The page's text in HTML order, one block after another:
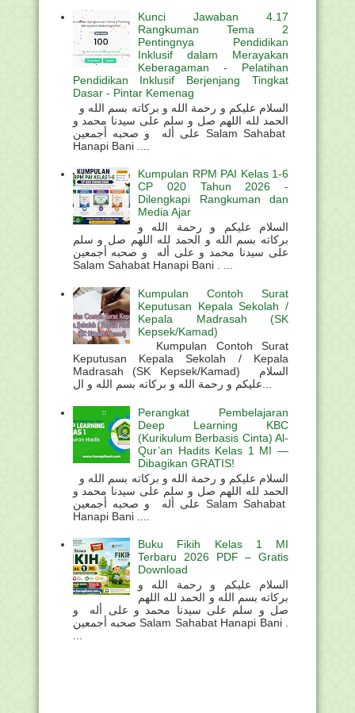
Kunci Jawaban 4.17
Rangkuman Tema 2
Pentingnya Pendidikan
Inklusif dalam Merayakan
Keberagaman - Pelatihan
Pendidikan Inklusif Berjenjang Tingkat
Dasar - Pintar Kemenag
الحمد لله اللهم صل و سلم على سيدنا محمد و
على أله و صحبه أجمعين Salam Sahabat
Hanapi Bani ....
Kumpulan RPM PAI Kelas 1-6
CP 020 Tahun 2026 -
Dilengkapi Rangkuman dan
Media Ajar
السلام عليكم و رحمة الله و
بركاته بسم الله و الحمد لله اللهم صل و سلم
على سيدنا محمد و على أله و صحبه أجمعين
Salam Sahabat Hanapi Bani . ...
Kumpulan Contoh Surat
Keputusan Kepala Sekolah /
Kepala Madrasah (SK
Kepsek/Kamad)
Kumpulan Contoh Surat
Keputusan Kepala Sekolah / Kepala
Madrasah (SK Kepsek/Kamad) السلام
عليكم و رحمة الله و بركاته بسم الله و ال...
Perangkat Pembelajaran
Deep Learning KBC
(Kurikulum Berbasis Cinta) Al-
Qur’an Hadits Kelas 1 MI —
Dibagikan GRATIS!
الحمد لله اللهم صل و سلم على سيدنا محمد و
على أله و صحبه أجمعين Salam Sahabat
Hanapi Bani ....
Buku Fikih Kelas 1 MI
Terbaru 2026 PDF – Gratis
Download
السلام عليكم و رحمة الله و
بركاته بسم الله و الحمد لله اللهم
صل و سلم على سيدنا محمد و على أله و
صحبه أجمعين Salam Sahabat Hanapi Bani .
...